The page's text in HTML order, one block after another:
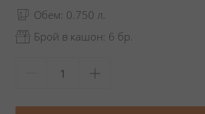
Обем: 0.750 л.
Брой в кашон: 6 бр.